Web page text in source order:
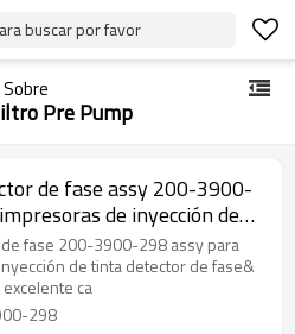
buscar por favor
Pre Pump
de fase assy 200-3900-
de inyección de
fase 200-3900-298 assy para
de tinta detector de fase&
ca
298